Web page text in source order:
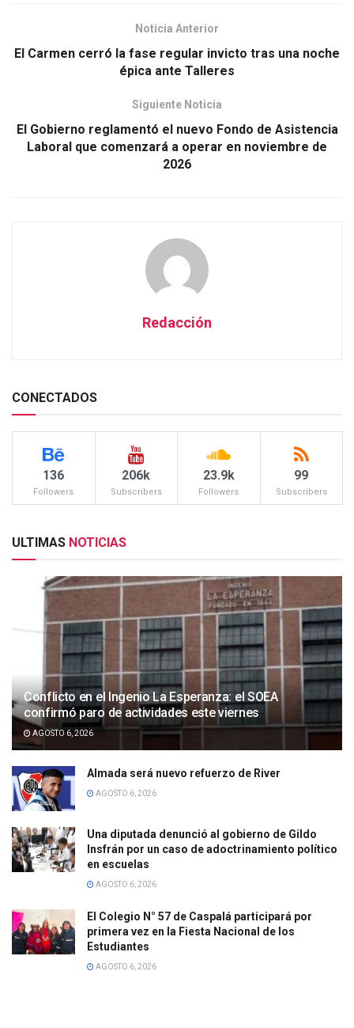
Noticia Anterior
El Carmen cerró la fase regular invicto tras una noche
épica ante Talleres
Siguiente Noticia
El Gobierno reglamentó el nuevo Fondo de Asistencia
Laboral que comenzará a operar en noviembre de
2026
Redacción
CONECTADOS
136
Followers
206k
Subscribers
23.9k
Followers
99
Subscribers
ULTIMAS NOTICIAS
Conflicto en el Ingenio La Esperanza: el SOEA
confirmó paro de actividades este viernes
AGOSTO 6, 2026
Almada será nuevo refuerzo de River
AGOSTO 6, 2026
Una diputada denunció al gobierno de Gildo
Insfrán por un caso de adoctrinamiento político
en escuelas
AGOSTO 6, 2026
El Colegio N° 57 de Caspalá participará por
primera vez en la Fiesta Nacional de los
Estudiantes
AGOSTO 6, 2026